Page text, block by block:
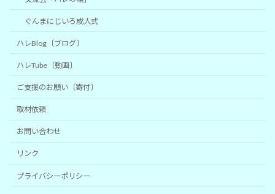
ぐんまにじいろ成人式
ハレBlog〔ブログ〕
ハレTube〔動画〕
ご支援のお願い〔寄付〕
取材依頼
お問い合わせ
リンク
プライバシーポリシー